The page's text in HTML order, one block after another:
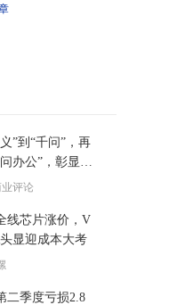
”到“千问”，再
办公”，彰显了
心层的精准决策
评论
线芯片涨价，V
显迎成本大考
二季度亏损2.8